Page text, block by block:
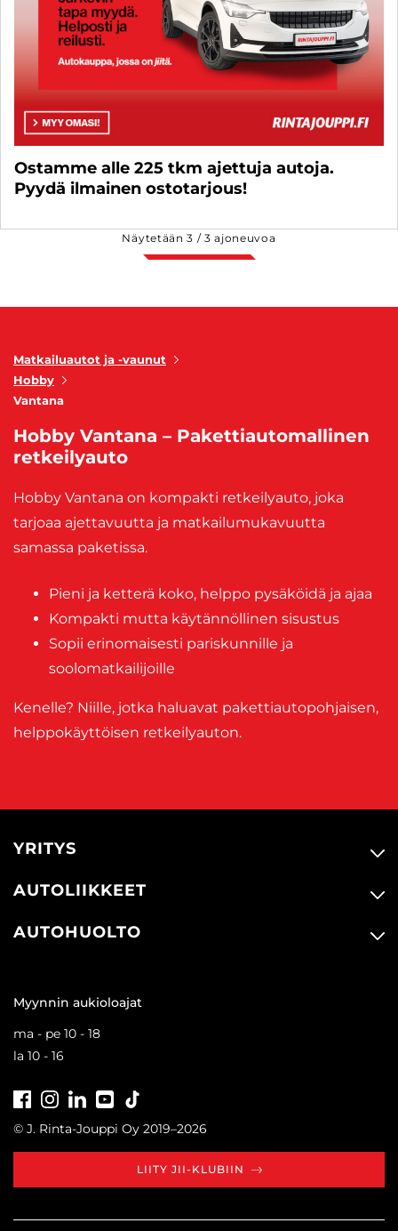
Ostamme alle 225 tkm ajettuja autoja.
Pyydä ilmainen ostotarjous!
Näytetään3 /3 ajoneuvoa
Matkailuautot ja -vaunut
Hobby
Vantana
Hobby Vantana – Pakettiautomallinen
retkeilyauto
Hobby Vantana on kompakti retkeilyauto, joka
tarjoaa ajettavuutta ja matkailumukavuutta
samassa paketissa.
Pieni ja ketterä koko, helppo pysäköidä ja ajaa
Kompakti mutta käytännöllinen sisustus
Sopii erinomaisesti pariskunnille ja
soolomatkailijoille
Kenelle? Niille, jotka haluavat pakettiautopohjaisen,
helppokäyttöisen retkeilyauton.
YRITYS
AUTOLIIKKEET
AUTOHUOLTO
Myynnin aukioloajat
ma - pe 10 - 18
la 10 - 16
FacebookInstagramLinkedInYoutube
© J. Rinta-Jouppi Oy 2019–2026
LIITY JII-KLUBIIN